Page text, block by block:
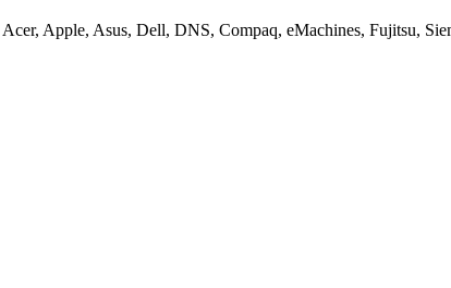
Apple, Asus, Dell, DNS, Compaq, eMachines, Fujitsu,